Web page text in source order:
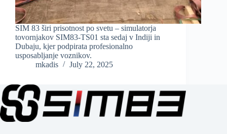
SIM 83 širi prisotnost po svetu – simulatorja
tovornjakov SIM83-TS01 sta sedaj v Indiji in
Dubaju, kjer podpirata profesionalno
usposabljanje voznikov.
mkadis
July 22, 2025